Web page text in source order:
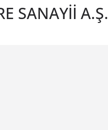
SANAYİİ A.Ş.